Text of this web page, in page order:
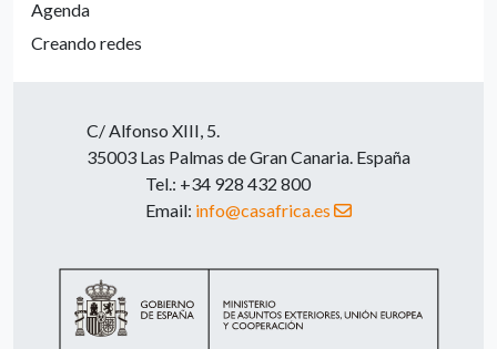
Agenda
Creando redes
C/ Alfonso XIII, 5.
35003 Las Palmas de Gran Canaria. España
Tel.: +34 928 432 800
Email: info@casafrica.es